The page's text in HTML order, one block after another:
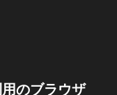
のブラウザ